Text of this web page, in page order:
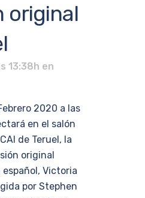
original
13:38h en
2020 a las
en el salón
de Teruel, la
original
Victoria
por Stephen